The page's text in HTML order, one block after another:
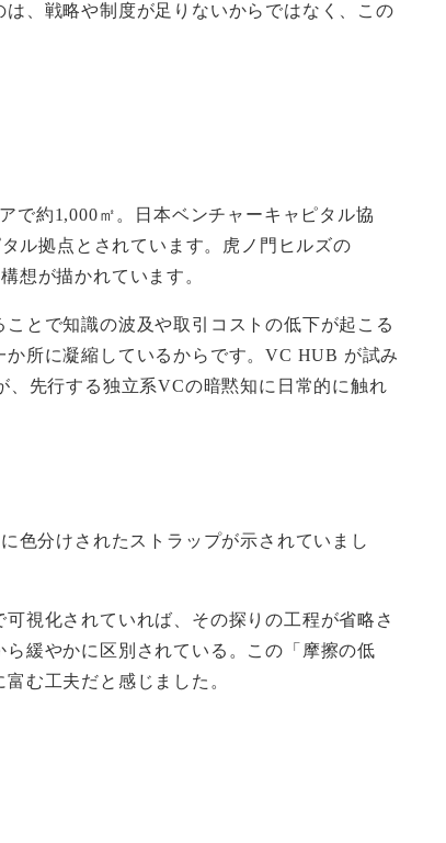
、戦略や制度が足りないからではなく、この
で約1,000㎡。日本ベンチャーキャピタル協
ル拠点とされています。虎ノ門ヒルズの
想が描かれています。
とで知識の波及や取引コストの低下が起こる
所に凝縮しているからです。VC HUB が試み
先行する独立系VCの暗黙知に日常的に触れ
色分けされたストラップが示されていまし
視化されていれば、その探りの工程が省略さ
緩やかに区別されている。この「摩擦の低
む工夫だと感じました。